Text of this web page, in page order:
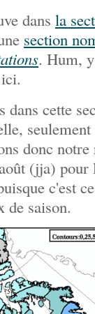
dans la
section
. Hum,
cette
donc
(jja) pour
c'est
de saison.